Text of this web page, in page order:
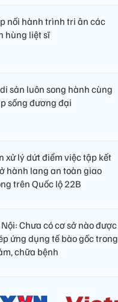
nối hành trình tri ân các
hùng liệt sĩ
sản luôn song hành cùng
sống đương đại
xử lý dứt điểm việc tập kết
hành lang an toàn giao
trên Quốc lộ 22B
Chưa có cơ sở nào được
ứng dụng tế bào gốc trong
chữa bệnh